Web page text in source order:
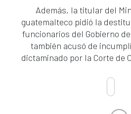
Además, la titular del
guatemalteco pidió la
funcionarios del Gobierno
también acusó de
dictaminado por la Corte de